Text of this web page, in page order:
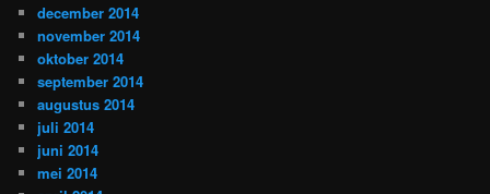
december 2014
november 2014
oktober 2014
september 2014
augustus 2014
juli 2014
juni 2014
mei 2014